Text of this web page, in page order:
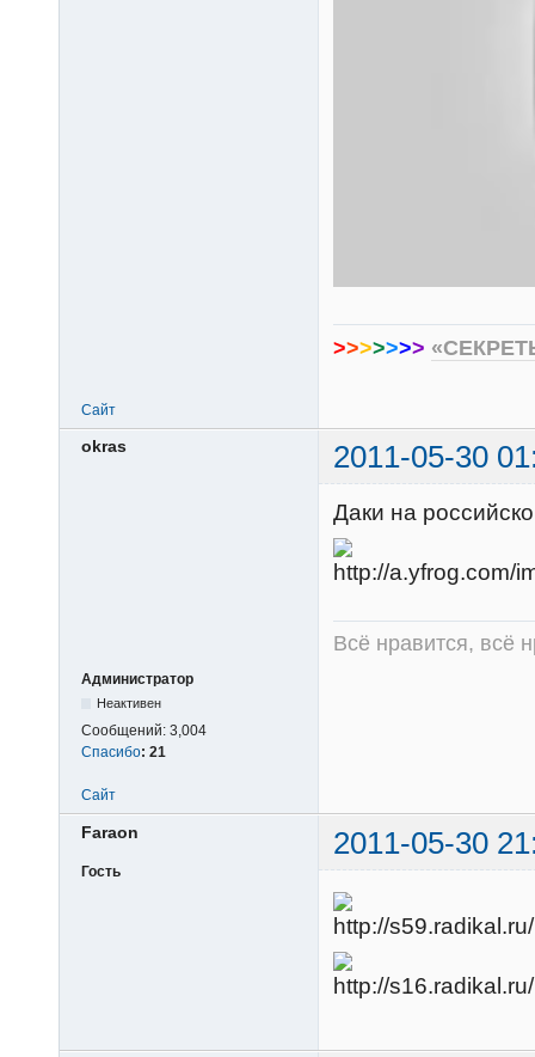
>>>>>>>
Сайт
okras 2011-05-30
Администратор
Неактивен
Сообщений: 3,004
Спасибо: 21
Даки на
Всё нравится, всё
Сайт
Faraon 2011-05-30
Гость